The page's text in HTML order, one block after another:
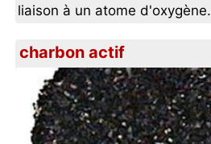
liaison à un atome d'oxygène.
charbon actif